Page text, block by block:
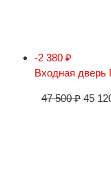
-2 380 ₽
Входная
47 500₽ 45